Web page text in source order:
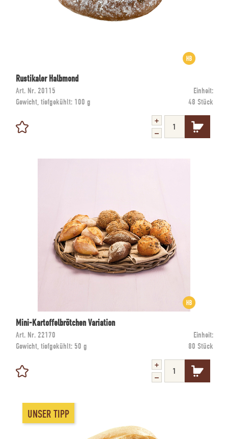
Rustikaler Halbmond
Art. Nr. 20115
Einheit:
Gewicht, tiefgekühlt: 100 g 48 Stück
Mini-Kartoffelbrötchen Variation
Art. Nr. 22170
Einheit:
Gewicht, tiefgekühlt: 50 g 80 Stück
UNSER TIPP